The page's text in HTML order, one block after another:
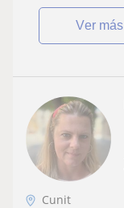
ver más
Cunit